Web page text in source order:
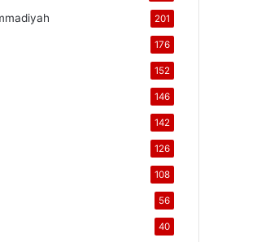
201
176
152
146
142
126
108
56
40